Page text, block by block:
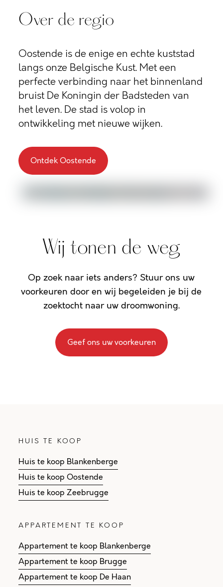
Over de regio
Oostende is de enige en echte kuststad
langs onze Belgische Kust. Met een
perfecte verbinding naar het binnenland
bruist De Koningin der Badsteden van
het leven. De stad is volop in
ontwikkeling met nieuwe wijken.
Ontdek Oostende
Wij tonen de weg
Op zoek naar iets anders? Stuur ons uw
voorkeuren door en wij begeleiden je bij de
zoektocht naar uw droomwoning.
Geef ons uw voorkeuren
HUIS TE KOOP
Huis te koop Blankenberge
Huis te koop Oostende
Huis te koop Zeebrugge
APPARTEMENT TE KOOP
Appartement te koop Blankenberge
Appartement te koop Brugge
Appartement te koop De Haan